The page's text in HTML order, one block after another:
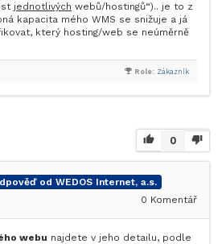
jednotlivých webů/hostingů“).. je to z
kapacita mého WMS se snižuje a já
který hosting/web se neúměrně
Role: Zákazník
0
od WEDOS Internet, a.s.
0 Komentář
webu najdete v jeho detailu, podle